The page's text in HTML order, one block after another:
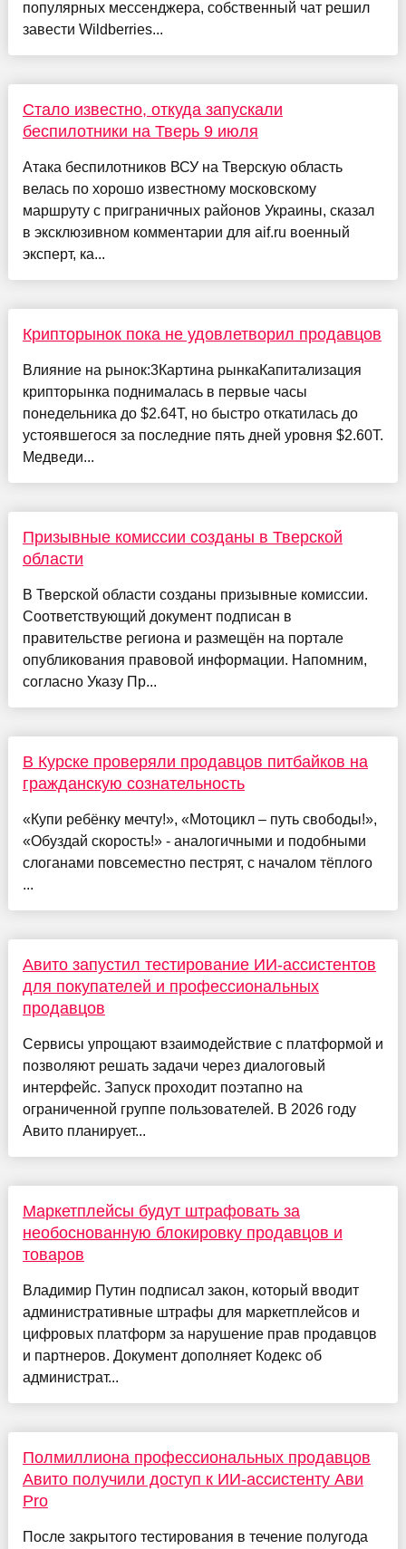
популярных мессенджера, собственный чат решил
завести Wildberries...
Стало известно, откуда запускали
беспилотники на Тверь 9 июля
Атака беспилотников ВСУ на Тверскую область
велась по хорошо известному московскому
маршруту с приграничных районов Украины, сказал
в эксклюзивном комментарии для aif.ru военный
эксперт, ка...
Крипторынок пока не удовлетворил продавцов
Влияние на рынок:3Картина рынкаКапитализация
крипторынка поднималась в первые часы
понедельника до $2.64T, но быстро откатилась до
устоявшегося за последние пять дней уровня $2.60T.
Медведи...
Призывные комиссии созданы в Тверской
области
В Тверской области созданы призывные комиссии.
Соответствующий документ подписан в
правительстве региона и размещён на портале
опубликования правовой информации. Напомним,
согласно Указу Пр...
В Курске проверяли продавцов питбайков на
гражданскую сознательность
«Купи ребёнку мечту!», «Мотоцикл – путь свободы!»,
«Обуздай скорость!» - аналогичными и подобными
слоганами повсеместно пестрят, с началом тёплого
...
Авито запустил тестирование ИИ-ассистентов
для покупателей и профессиональных
продавцов
Сервисы упрощают взаимодействие с платформой и
позволяют решать задачи через диалоговый
интерфейс. Запуск проходит поэтапно на
ограниченной группе пользователей. В 2026 году
Авито планирует...
Маркетплейсы будут штрафовать за
необоснованную блокировку продавцов и
товаров
Владимир Путин подписал закон, который вводит
административные штрафы для маркетплейсов и
цифровых платформ за нарушение прав продавцов
и партнеров. Документ дополняет Кодекс об
администрат...
Полмиллиона профессиональных продавцов
Авито получили доступ к ИИ-ассистенту Ави
Pro
После закрытого тестирования в течение полугода